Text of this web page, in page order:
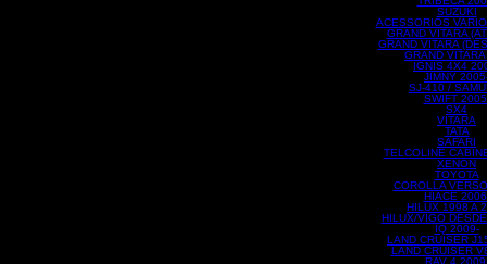
SUZUKI
ACESSORIOS
GRAND VITARA
GRAND VITARA
GRAND
IGNIS 4X4
JIMNY
SJ-410 /
SWIFT
SX4
VITARA
TATA
SAFARI
TELCOLINE
XENON
TOYOTA
COROLLA
HIACE
HILUX 1998 A
HILUX/VIGO
IQ 2009-
LAND CRUISER
LAND CRUISER
RAV 4